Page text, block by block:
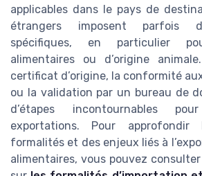
applicables dans le pays de
étrangers imposent parfois
spécifiques, en particulier
alimentaires ou d’origine
certificat d’origine, la conformité
ou la validation par un bureau de
d’étapes incontournables
exportations. Pour
formalités et des enjeux liés à
alimentaires, vous pouvez